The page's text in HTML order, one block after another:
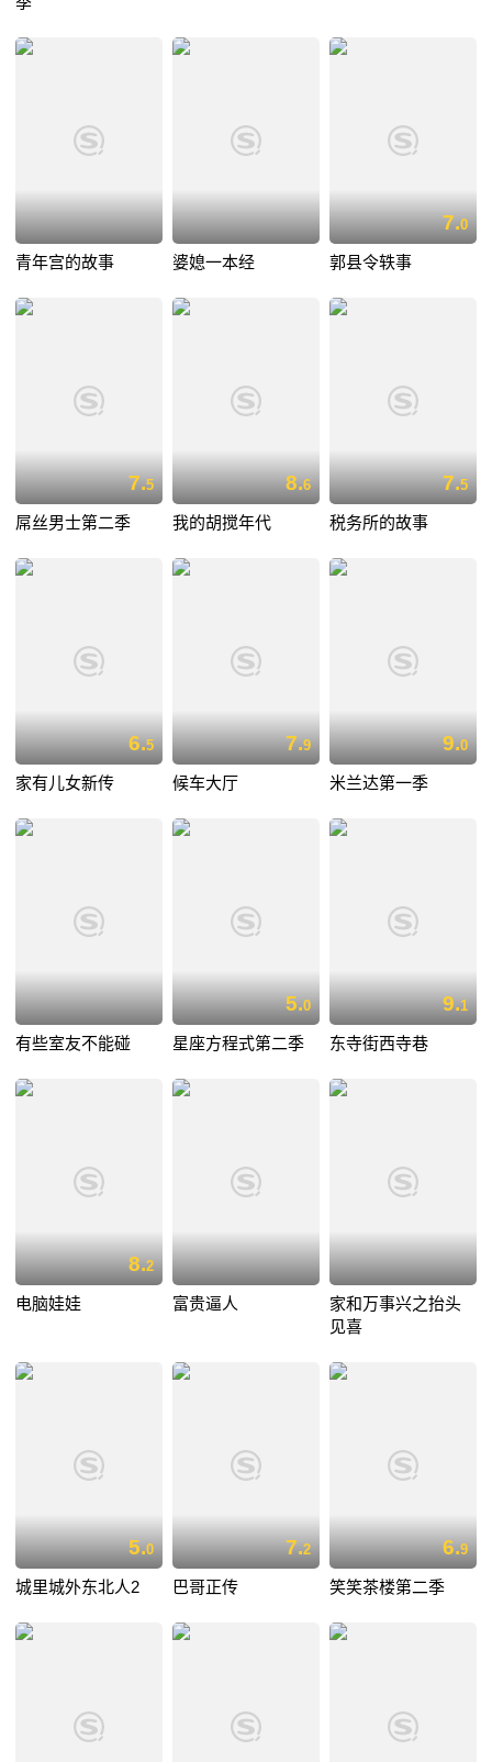
青年宫的故事 婆媳一本经
7.0
郭县令轶事
7.5
屌丝男士第二季
8.6
我的胡搅年代
7.5
税务所的故事
6.5
家有儿女新传
7.9
候车大厅
9.0
米兰达第一季
有些室友不能碰
5.0
星座方程式第二季
9.1
东寺街西寺巷
8.2
电脑娃娃 富贵逼人
家和万事兴之抬头
见喜
5.0
城里城外东北人2
7.2
巴哥正传
6.9
笑笑茶楼第二季